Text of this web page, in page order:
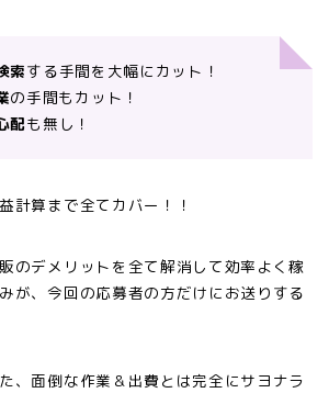
索する手間を大幅にカット！
の手間もカット！
配も無し！
計算まで全てカバー！！
のデメリットを全て解消して効率よく稼
が、今回の応募者の方だけにお送りする
、面倒な作業＆出費とは完全にサヨナラ